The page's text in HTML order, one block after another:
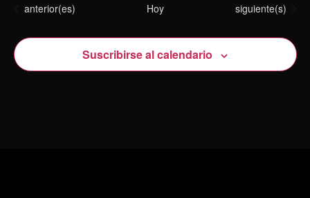
Eventos
anterior(es) Hoy Eventos
siguiente(s)
Suscribirse al calendario